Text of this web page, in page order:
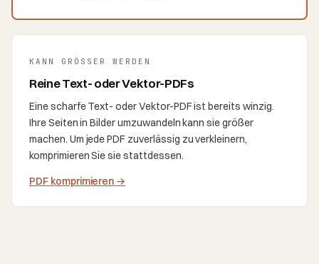
KANN GRÖSSER WERDEN
Reine Text- oder Vektor-PDFs
Eine scharfe Text- oder Vektor-PDF ist bereits winzig.
Ihre Seiten in Bilder umzuwandeln kann sie größer
machen. Um jede PDF zuverlässig zu verkleinern,
komprimieren Sie sie stattdessen.
PDF komprimieren →